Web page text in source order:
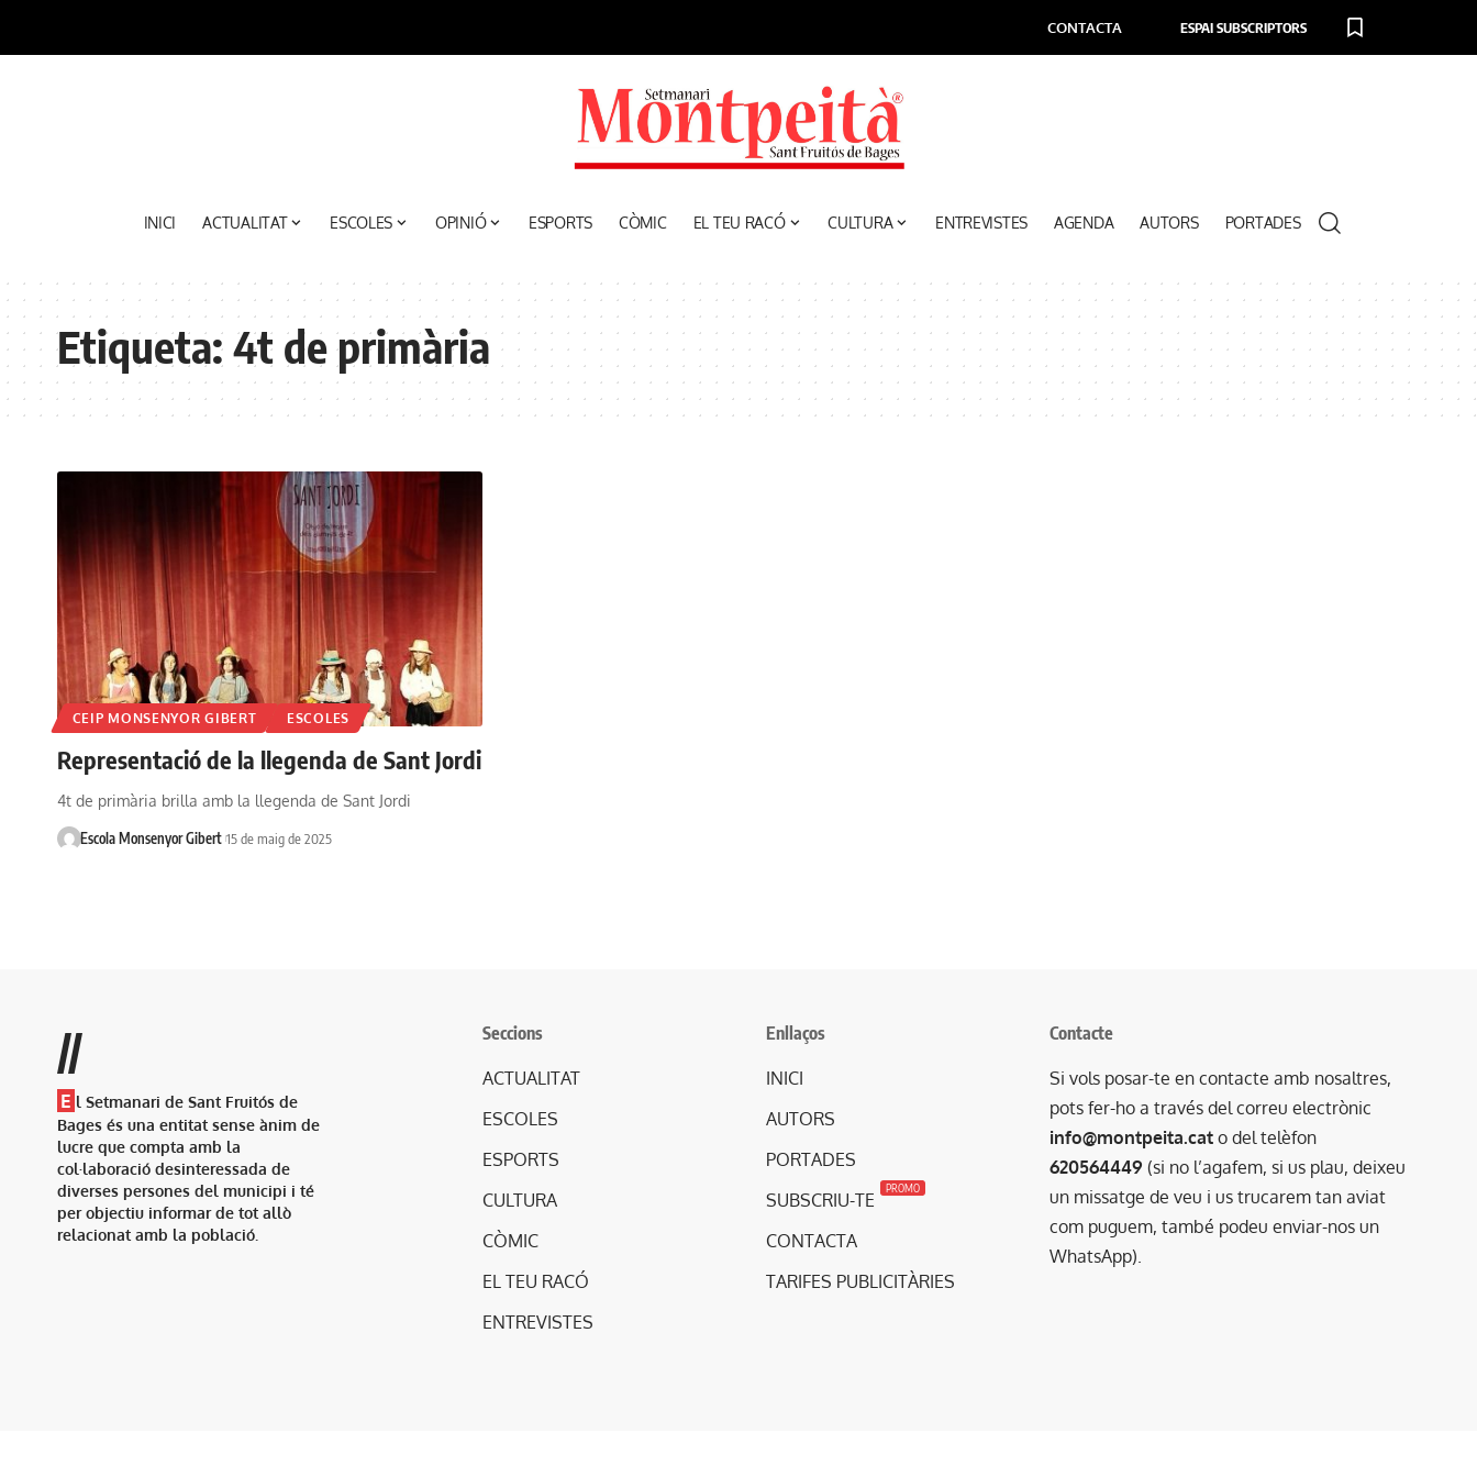
CONTACTA ESPAI SUBSCRIPTORS
INICI ACTUALITAT ESCOLES OPINIÓ ESPORTS CÒMIC EL TEU RACÓ CULTURA ENTREVISTES AGENDA AUTORS PORTADES
Etiqueta:4t de primària
CEIP MONSENYOR GIBERT ESCOLES
Representació de la llegenda de Sant Jordi
4t de primària brilla amb la llegenda de Sant Jordi
Escola Monsenyor Gibert 15 de maig de 2025
//
E l Setmanari de Sant Fruitós de
Bages és una entitat sense ànim de
lucre que compta amb la
col·laboració desinteressada de
diverses persones del municipi i té
per objectiu informar de tot allò
relacionat amb la població.
Seccions
ACTUALITAT
ESCOLES
ESPORTS
CULTURA
CÒMIC
EL TEU RACÓ
ENTREVISTES
Enllaços
INICI
AUTORS
PORTADES
SUBSCRIU-TE
PROMO
CONTACTA
TARIFES PUBLICITÀRIES
Contacte
Si vols posar-te en contacte amb nosaltres,
pots fer-ho a través del correu electrònic
info@montpeita.cat o del telèfon
620564449 (si no l’agafem, si us plau, deixeu
un missatge de veu i us trucarem tan aviat
com puguem, també podeu enviar-nos un
WhatsApp).